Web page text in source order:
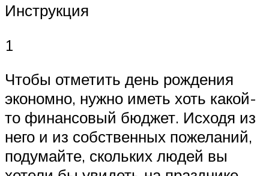
Инструкция
1
Чтобы отметить день рождения
экономно, нужно иметь хоть какой-
то финансовый бюджет. Исходя из
него и из собственных пожеланий,
подумайте, скольких людей вы